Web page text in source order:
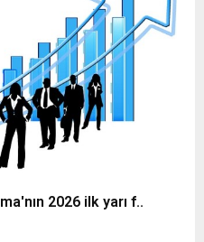
2026 ilk yarı f..